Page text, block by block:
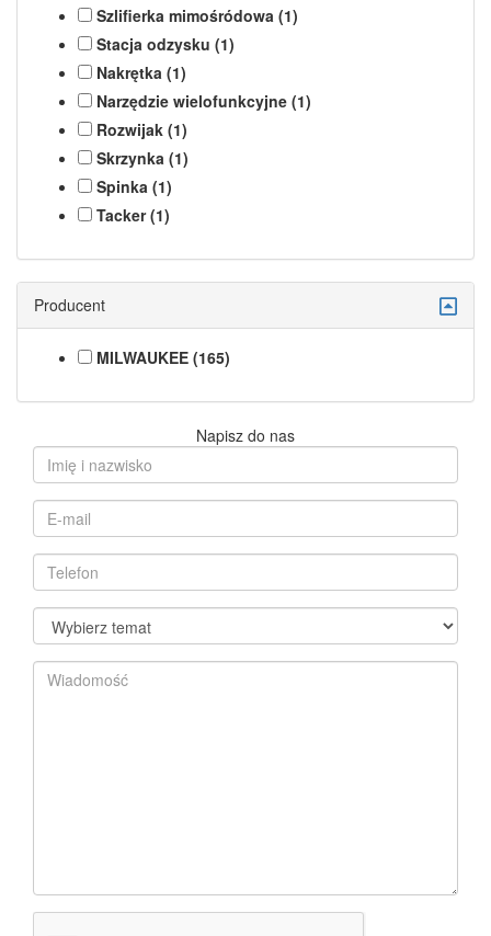
Szlifierka mimośródowa (1)
Stacja odzysku (1)
Nakrętka (1)
Narzędzie wielofunkcyjne (1)
Rozwijak (1)
Skrzynka (1)
Spinka (1)
Tacker (1)
Producent
MILWAUKEE (165)
Napisz do nas